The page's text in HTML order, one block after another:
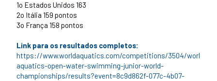
1o Estados Unidos 163
2o Itália 159 pontos
3o França 158 pontos
Link para os resultados completos:
https://www.worldaquatics.com/competitions/3504/world-
aquatics-open-water-swimming-junior-world-
championships/results?event=8c9d862f-077c-4b07-